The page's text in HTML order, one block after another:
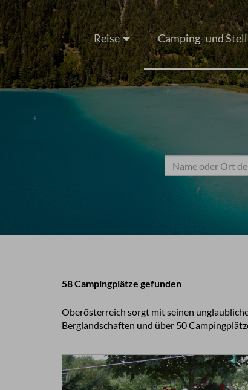
Reise Camping- und
58 Campingplätze gefunden
Oberösterreich sorgt mit seinen
Berglandschaften und über 50